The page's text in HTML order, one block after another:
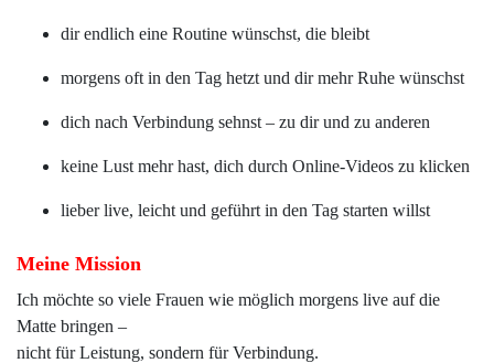
dir endlich eine Routine wünschst, die bleibt
morgens oft in den Tag hetzt und dir mehr Ruhe wünschst
dich nach Verbindung sehnst – zu dir und zu anderen
keine Lust mehr hast, dich durch Online-Videos zu klicken
lieber live, leicht und geführt in den Tag starten willst
Meine Mission
Ich möchte so viele Frauen wie möglich morgens live auf die
Matte bringen –
nicht für Leistung, sondern für Verbindung.